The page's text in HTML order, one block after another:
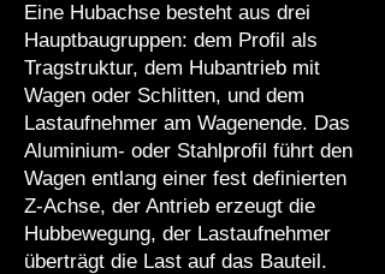
Eine Hubachse besteht aus drei
Hauptbaugruppen: dem Profil als
Tragstruktur, dem Hubantrieb mit
Wagen oder Schlitten, und dem
Lastaufnehmer am Wagenende. Das
Aluminium- oder Stahlprofil führt den
Wagen entlang einer fest definierten
Z-Achse, der Antrieb erzeugt die
Hubbewegung, der Lastaufnehmer
überträgt die Last auf das Bauteil.